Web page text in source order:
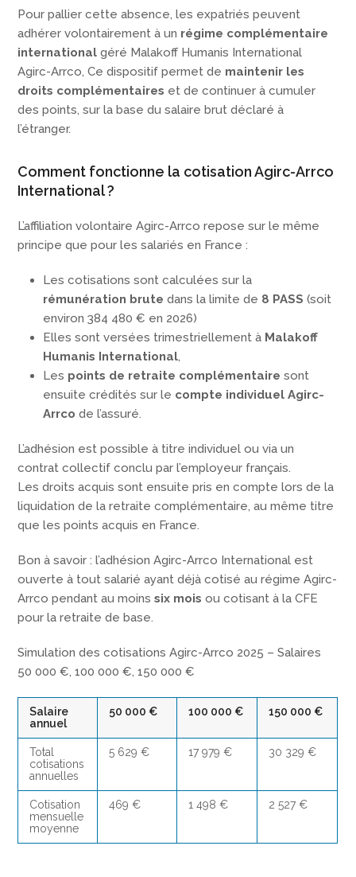
Pour pallier cette absence, les expatriés peuvent
adhérer volontairement à un régime complémentaire
international géré Malakoff Humanis International
Agirc-Arrco, Ce dispositif permet de maintenir les
droits complémentaires et de continuer à cumuler
des points, sur la base du salaire brut déclaré à
l’étranger.
Comment fonctionne la cotisation Agirc-Arrco
International ?
L’affiliation volontaire Agirc-Arrco repose sur le même
principe que pour les salariés en France :
Les cotisations sont calculées sur la
rémunération brute dans la limite de 8 PASS (soit
environ 384 480 € en 2026)
Elles sont versées trimestriellement à Malakoff
Humanis International,
Les points de retraite complémentaire sont
ensuite crédités sur le compte individuel Agirc-
Arrco de l’assuré.
L’adhésion est possible à titre individuel ou via un
contrat collectif conclu par l’employeur français.
Les droits acquis sont ensuite pris en compte lors de la
liquidation de la retraite complémentaire, au même titre
que les points acquis en France.
Bon à savoir : l’adhésion Agirc-Arrco International est
ouverte à tout salarié ayant déjà cotisé au régime Agirc-
Arrco pendant au moinssix mois ou cotisant à la CFE
pour la retraite de base.
Simulation des cotisations Agirc-Arrco 2025 – Salaires
50 000 €, 100 000 €, 150 000 €
Salaire
annuel
50 000 € 100 000 € 150 000 €
Total
cotisations
annuelles
5 629 € 17 979 € 30 329 €
Cotisation
mensuelle
moyenne
469 € 1 498 € 2 527 €